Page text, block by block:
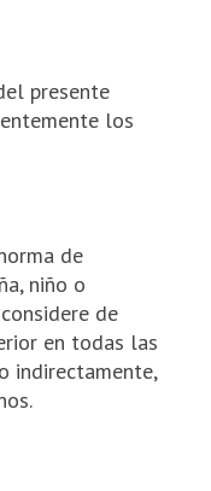
presente
los
de
niño o
de
en todas las
indirectamente,